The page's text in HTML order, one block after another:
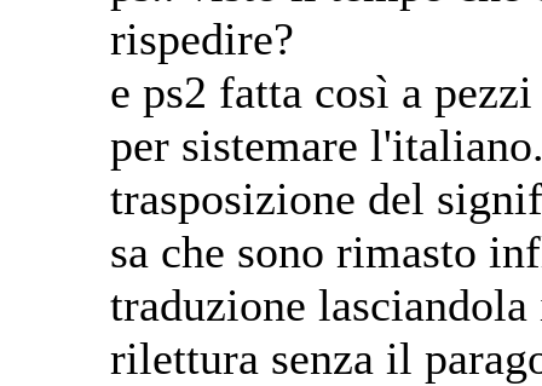
rispedire?
e ps2 fatta così a
per sistemare
trasposizione del
sa che sono rimasto
traduzione
rilettura senza il